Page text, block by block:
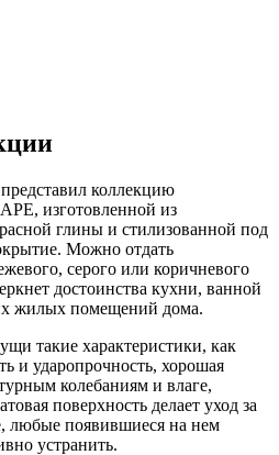
коллекцию
изготовленной из
глины и стилизованной под
Можно отдать
серого или коричневого
достоинства кухни, ванной
жилых помещений дома.
такие характеристики, как
и ударопрочность, хорошая
колебаниям и влаге,
поверхность делает уход за
любые появившиеся на нем
устранить.